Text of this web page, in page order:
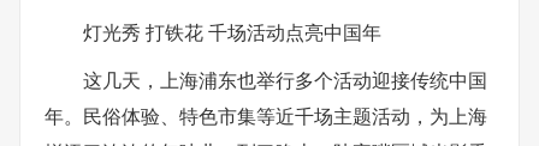
灯光秀 打铁花 千场活动点亮中国年
这几天，上海浦东也举行多个活动迎接传统中国
年。民俗体验、特色市集等近千场主题活动，为上海